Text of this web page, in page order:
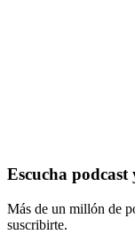
Escucha podcast
Más de un millón de
suscribirte.